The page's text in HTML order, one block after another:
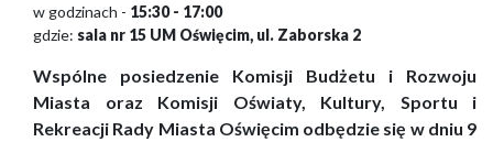
w godzinach - 15:30 - 17:00
gdzie: sala nr 15 UM Oświęcim, ul. Zaborska 2
Wspólne posiedzenie Komisji Budżetu i Rozwoju
Miasta
oraz Komisji Oświaty, Kultury, Sportu i
Rekreacji Rady Miasta Oświęcim odbędzie się w dniu 9